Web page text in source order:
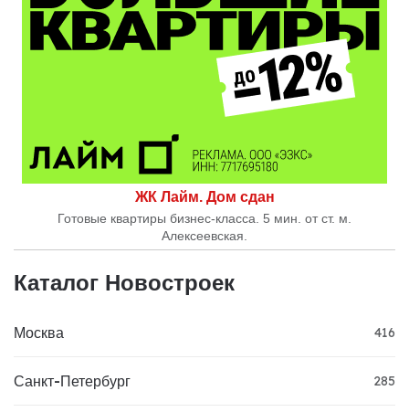
ЖК Лайм. Дом сдан
Готовые квартиры бизнес-класса. 5 мин. от ст. м.
Алексеевская.
Каталог Новостроек
Москва 416
Санкт-Петербург 285